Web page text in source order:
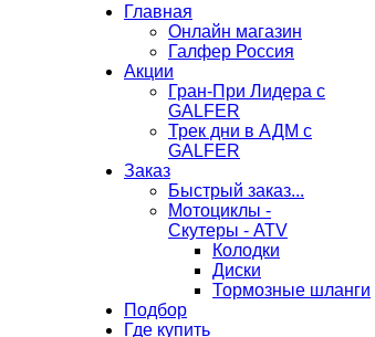
Главная
Онлайн магазин
Галфер Россия
Акции
Гран-При Лидера c
GALFER
Трек дни в АДМ с
GALFER
Заказ
Быстрый заказ...
Мотоциклы -
Скутеры - ATV
Колодки
Диски
Тормозные шланги
Подбор
Где купить